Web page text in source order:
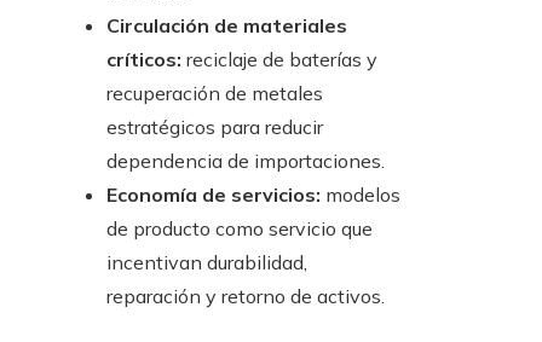
Circulación de materiales
críticos: reciclaje de baterías y
recuperación de metales
estratégicos para reducir
dependencia de importaciones.
Economía de servicios: modelos
de producto como servicio que
incentivan durabilidad,
reparación y retorno de activos.